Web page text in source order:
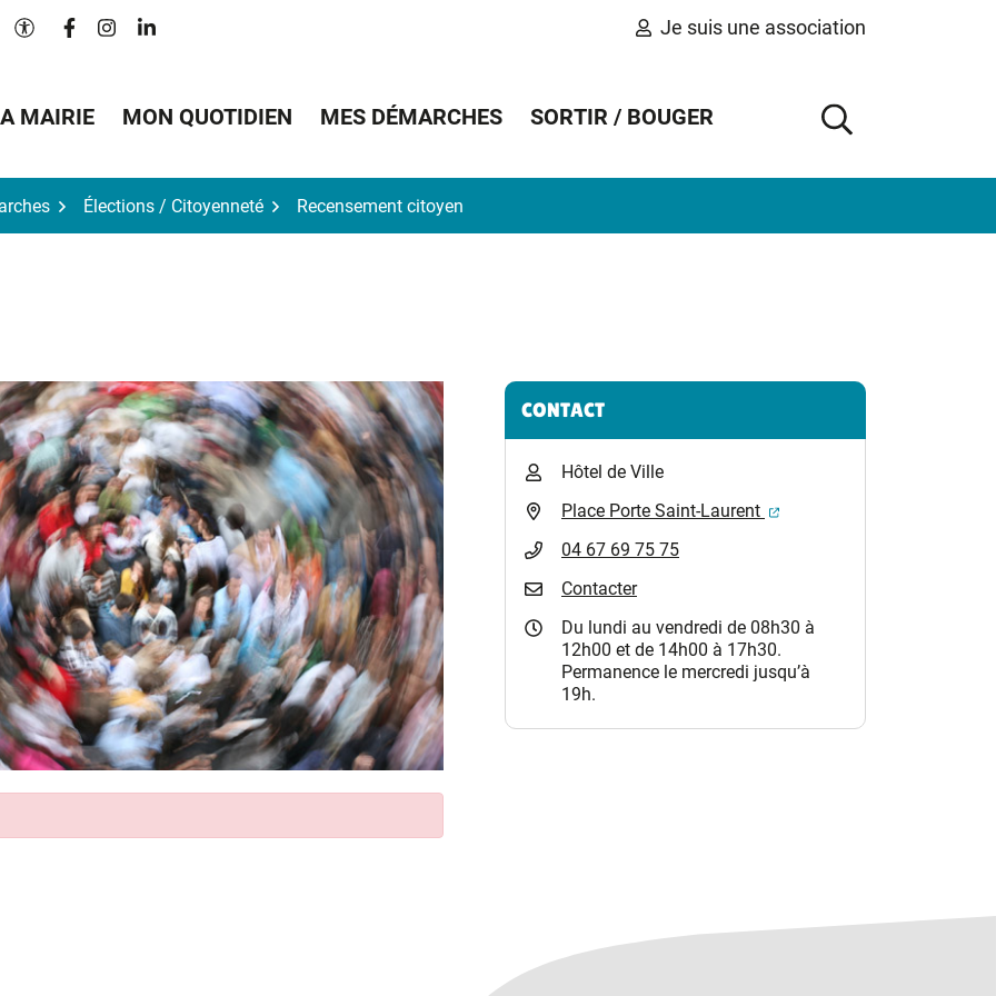
Paramètres d'accessibilité
Lien vers le compte Facebook
Lien vers le compte Instagram
Lien vers le compte Linkedin Je suis une association
MAIRIE MON QUOTIDIEN MES DÉMARCHES SORTIR / BOUGER
AFFICHER
Élections / Citoyenneté Recensement citoyen
Informations complémentaires
CONTACT
Hôtel de Ville
Place Porte Saint-Laurent
(ouverture dans un nouvel
04 67 69 75 75
Contacter
Du lundi au vendredi de 08h30 à
12h00 et de 14h00 à 17h30.
Permanence le mercredi jusqu’à
19h.